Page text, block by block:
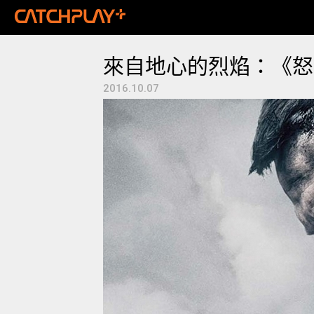
來自地心的烈焰：《
2016.10.07